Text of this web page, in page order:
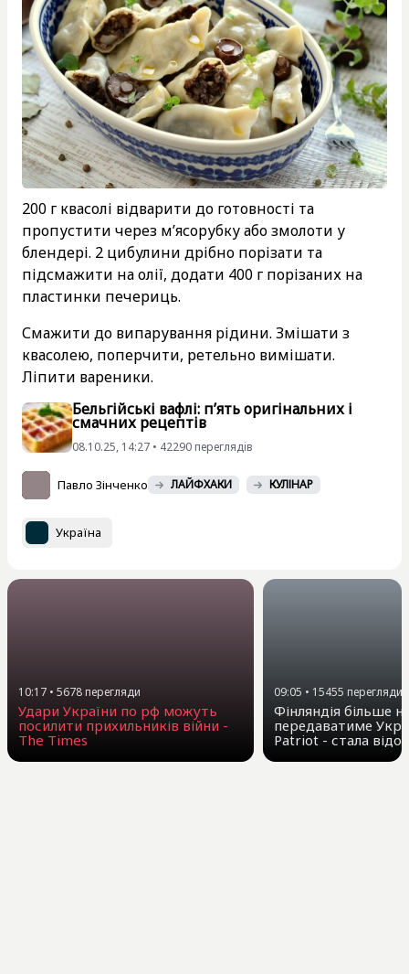
200 г квасолі відварити до готовності та
пропустити через м’ясорубку або змолоти у
блендері. 2 цибулини дрібно порізати та
підсмажити на олії, додати 400 г порізаних на
пластинки печериць.
Смажити до випарування рідини. Змішати з
квасолею, поперчити, ретельно вимішати.
Ліпити вареники.
Бельгійські вафлі: п’ять оригінальних і
смачних рецептів
08.10.25, 14:27 • 42290 переглядiв
Павло Зінченко ЛАЙФХАКИ КУЛІНАР
Україна
10:17 • 5678перегляди
Удари України по рф можуть
посилити прихильників війни -
The Times
09:05 • 15455 перегляди
Фінляндія більше
передаватиме
Patriot - стала